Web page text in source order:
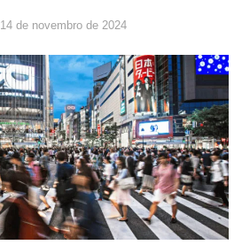
14 de novembro de 2024